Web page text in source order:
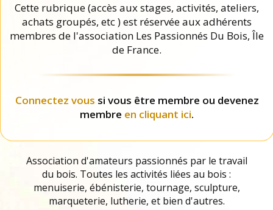
Cette rubrique (accès aux stages, activités, ateliers,
achats groupés, etc ) est réservée aux adhérents
membres de l'association Les Passionnés Du Bois, Île
de France.
Connectez vous si vous être membre ou devenez
membre en cliquant ici.
Association d'amateurs passionnés par le travail
du bois. Toutes les activités liées au bois :
menuiserie, ébénisterie, tournage, sculpture,
marqueterie, lutherie, et bien d'autres.